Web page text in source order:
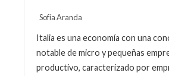
Sofía Aranda
Italia es una economía con una
notable de micro y pequeñas
productivo, caracterizado por